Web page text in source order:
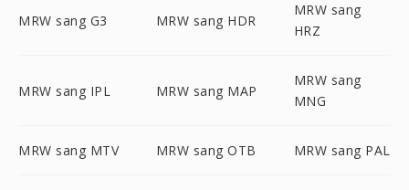
MRW sang G3 MRW sang HDR
MRW sang
HRZ
MRW sang IPL MRW sang MAP
MRW sang
MNG
MRW sang MTV MRW sang OTB MRW sang PAL